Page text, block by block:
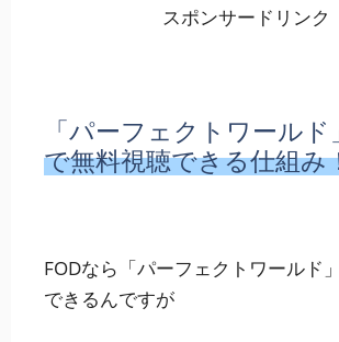
スポンサードリンク
「パーフェクトワールド
で無料視聴できる仕組み
FODなら「パーフェクトワールド
できるんですが